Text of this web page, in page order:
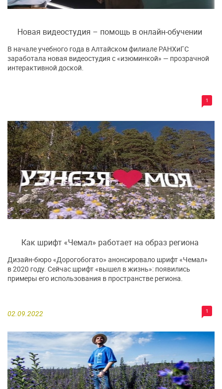
Новая видеостудия – помощь в онлайн-обучении
1
В начале учебного года в Алтайском филиале РАНХиГС
заработала новая видеостудия с «изюминкой» — прозрачной
интерактивной доской.
Как шрифт «Чемал» работает на образ региона
02.09.2022 1
Дизайн-бюро «Дорогобогато» анонсировало шрифт «Чемал»
в 2020 году. Сейчас шрифт «вышел в жизнь»: появились
примеры его использования в пространстве региона.